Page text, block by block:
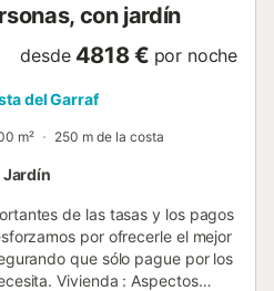
con jardín
desde 4818 € por noche
del Garraf
m² 250 m de la costa
de las tasas y los pagos
por ofrecerle el mejor
que sólo pague por los
Vivienda : Aspectos